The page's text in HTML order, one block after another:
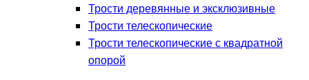
Трости деревянные и эксклюзивные
Трости телескопические
Трости телескопические с квадратной
опорой